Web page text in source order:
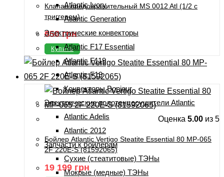
Atlantic Ivory
Atlantic Generation
Электрические конвекторы
Atlantic F17 Essential
Atlantic F119
Atlantic F19
Конвекторы Bonjour
Электрические полотенцесушители Atlantic
Atlantic Adelis
Atlantic 2012
Запчасти к бойлерам
Сухие (стеатитовые) ТЭНы
Мокрые (медные) ТЭНы
Клапан предохранительный MS 0012 Atl (1/2 с
триггером)
650грн
Купить
Оценка 5.00 из 5
Бойлер Atlantic Vertigo Steatite Essential 80 MP-065
2F 220E-S (81592065)
19 199 грн